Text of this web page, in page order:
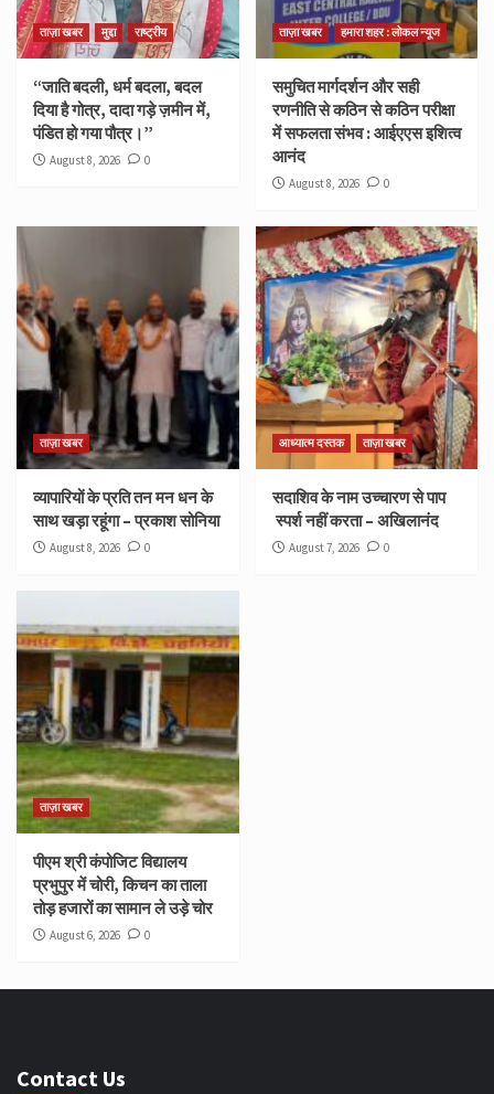
ताज़ा खबर मुद्दा राष्ट्रीय
“जाति बदली, धर्म बदला, बदल
दिया है गोत्र, दादा गड़े ज़मीन में,
पंडित हो गया पौत्र।”
August 8, 2026 0
ताज़ा खबर हमारा शहर : लोकल न्यूज
समुचित मार्गदर्शन और सही
रणनीति से कठिन से कठिन परीक्षा
में सफलता संभव : आईएएस इशित्व
आनंद
August 8, 2026 0
ताज़ा खबर
व्यापारियों के प्रति तन मन धन के
साथ खड़ा रहूंगा – प्रकाश सोनिया
August 8, 2026 0
आध्यात्म दस्तक ताज़ा खबर
सदाशिव के नाम उच्चारण से पाप
स्पर्श नहीं करता – अखिलानंद
August 7, 2026 0
ताज़ा खबर
पीएम श्री कंपोजिट विद्यालय
प्रभुपुर में चोरी, किचन का ताला
तोड़ हजारों का सामान ले उड़े चोर
August 6, 2026 0
Contact Us